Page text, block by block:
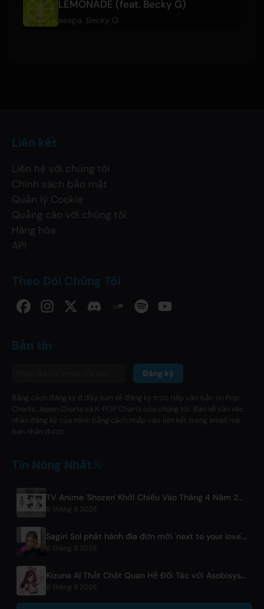
LEMONADE (feat. Becky G)
aespa Becky G
Liên kết
Liên hệ với chúng tôi
Chính sách bảo mật
Quản lý Cookie
Quảng cáo với chúng tôi
Hàng hóa
API
Theo Dõi Chúng Tôi
Bản tin
Đăng ký
Bằng cách đăng ký ở đây, bạn sẽ đăng ký trực tiếp vào bản tin Pop
Charts, Japan Charts và K-POP Charts của chúng tôi. Bạn sẽ cần xác
nhận đăng ký của mình bằng cách nhấp vào liên kết trong email mà
bạn nhận được.
Tin Nóng Nhất
TV Anime 'Shozen' Khởi Chiếu Vào Tháng 4 Năm 2027 Trên Fuji TV
6 tháng 8 2026
Sagiri Sol phát hành đĩa đơn mới 'next to your love' sau thời gian tạm ngừng hoạt động
6 tháng 8 2026
Kizuna AI Thắt Chặt Quan Hệ Đối Tác với Asobisystem Trước Chuyến Lưu Diễn Thế Giới Kỷ Niệm 10 Năm
6 tháng 8 2026